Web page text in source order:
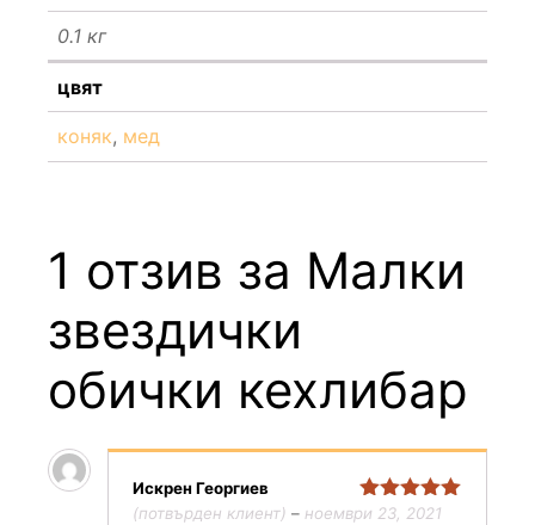
0.1 кг
цвят
коняк, мед
1 отзив за Малки
звездички
обички кехлибар
Оценено с
Искрен Георгиев
(потвърден клиент) – ноември 23, 2021